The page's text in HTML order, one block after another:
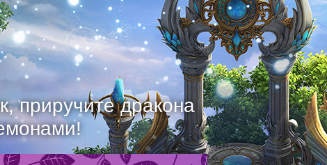
приручите дракона